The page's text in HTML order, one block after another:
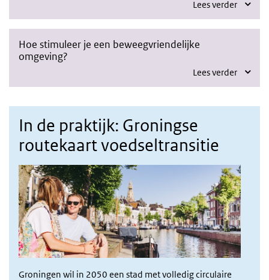
Lees verder
Hoe stimuleer je een beweegvriendelijke
omgeving?
Lees verder
In de praktijk: Groningse
routekaart voedseltransitie
Groningen wil in 2050 een stad met volledig circulaire